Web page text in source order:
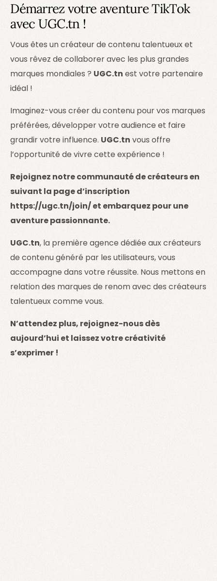
Démarrez votre aventure TikTok
avec UGC.tn !
Vous êtes un créateur de contenu talentueux et
vous rêvez de collaborer avec les plus grandes
marques mondiales ? UGC.tn est votre partenaire
idéal !
Imaginez-vous créer du contenu pour vos marques
préférées, développer votre audience et faire
grandir votre influence. UGC.tn vous offre
l’opportunité de vivre cette expérience !
Rejoignez notre communauté de créateurs en
suivant la page d’inscription
https://ugc.tn/join/ et embarquez pour une
aventure passionnante.
UGC.tn, la première agence dédiée aux créateurs
de contenu généré par les utilisateurs, vous
accompagne dans votre réussite. Nous mettons en
relation des marques de renom avec des créateurs
talentueux comme vous.
N’attendez plus, rejoignez-nous dès
aujourd’hui et laissez votre créativité
s’exprimer !